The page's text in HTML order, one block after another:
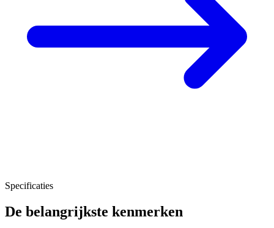
Specificaties
De belangrijkste kenmerken